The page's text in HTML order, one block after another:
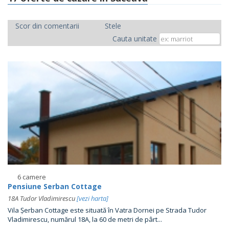
Scor din comentarii
Stele
Cauta unitate
6 camere
Pensiune Serban Cottage
18A Tudor Vladimirescu[vezi harta]
Vila Șerban Cottage este situată în Vatra Dornei pe Strada Tudor
Vladimirescu, numărul 18A, la 60 de metri de pârt...